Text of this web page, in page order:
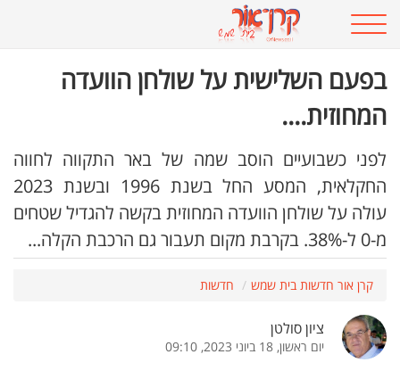
בפעם השלישית על שולחן הוועדה
המחוזית....
לפני כשבועיים הוסב שמה של באר התקווה לחווה
החקלאית, המסע החל בשנת 1996 ובשנת 2023
עולה על שולחן הוועדה המחוזית בקשה להגדיל שטחים
מ-0 ל-38%. בקרבת מקום תעבור גם הרכבת הקלה...
קרן אור חדשות בית שמש חדשות
ציון סולטן
יום ראשון, 18 ביוני 2023, 09:10